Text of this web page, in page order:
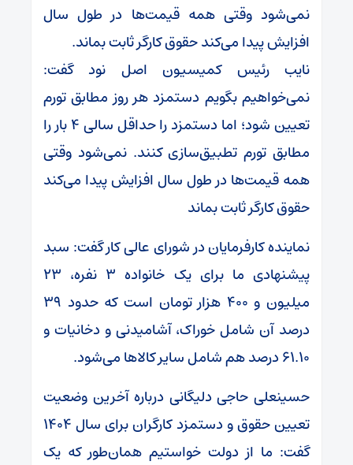
نمی‌شود وقتی همه قیمت‌‎‌ها در طول سال
افزایش پیدا می‌کند حقوق کارگر ثابت بماند.
نایب رئیس کمیسیون اصل نود گفت:
نمی‌خواهیم بگویم دستمزد هر روز مطابق تورم
تعیین شود؛ اما دستمزد را حداقل سالی ۴ بار را
مطابق تورم تطبیق‌سازی کنند. نمی‌شود وقتی
همه قیمت‌‎‌ها در طول سال افزایش پیدا می‌کند
حقوق کارگر ثابت بماند
نماینده کارفرمایان در شورای عالی کار گفت: سبد
پیشنهادی ما برای یک خانواده ۳ نفره، ۲۳
میلیون و ۴۰۰ هزار تومان است که حدود ۳۹
درصد آن شامل خوراک، آشامیدنی و دخانیات و
۶۱.۱۰ درصد هم شامل سایر کالا‌ها می‌شود.
حسینعلی حاجی دلیگانی درباره آخرین وضعیت
تعیین حقوق و دستمزد کارگران برای سال ۱۴۰۴
گفت: ما از دولت خواستیم همان‌طور که یک